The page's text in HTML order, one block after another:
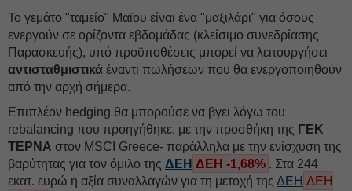
Το γεμάτο "ταμείο" Μαϊου είναι ένα "μαξιλάρι" για όσους
ενεργούν σε ορίζοντα εβδομάδας (κλείσιμο συνεδρίασης
Παρασκευής), υπό προϋποθέσεις μπορεί να λειτουργήσει
αντισταθμιστικά έναντι πωλήσεων που θα ενεργοποιηθούν
από την αρχή σήμερα.
Επιπλέον hedging θα μπορούσε να βγει λόγω του
rebalancing που προηγήθηκε, με την προσθήκη της ΓΕΚ
ΤΕΡΝΑ στον MSCI Greece- παράλληλα με την ενίσχυση της
βαρύτητας για τον όμιλο της ΔΕΗ ΔΕΗ -1,68% . Στα 244
εκατ. ευρώ η αξία συναλλαγών για τη μετοχή της ΔΕΗ ΔΕΗ